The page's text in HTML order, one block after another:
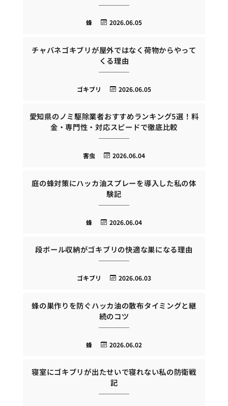
2026.06.05
蜂
チャバネゴキブリが屋外ではなく荷物からやって
くる理由
2026.06.05
ゴキブリ
愛知県のノミ駆除業者おすすめランキング5選！料
金・専門性・対応スピードで徹底比較
2026.06.04
害虫
庭の蜂対策にハッカ油スプレーを導入した私の体
験記
2026.06.04
蜂
段ボール収納がゴキブリの快適な巣になる理由
2026.06.03
ゴキブリ
蜂の巣作りを防ぐハッカ油の散布タイミングと継
続のコツ
2026.06.02
蜂
寝室にゴキブリが出たせいで寝れない私の防衛戦
記